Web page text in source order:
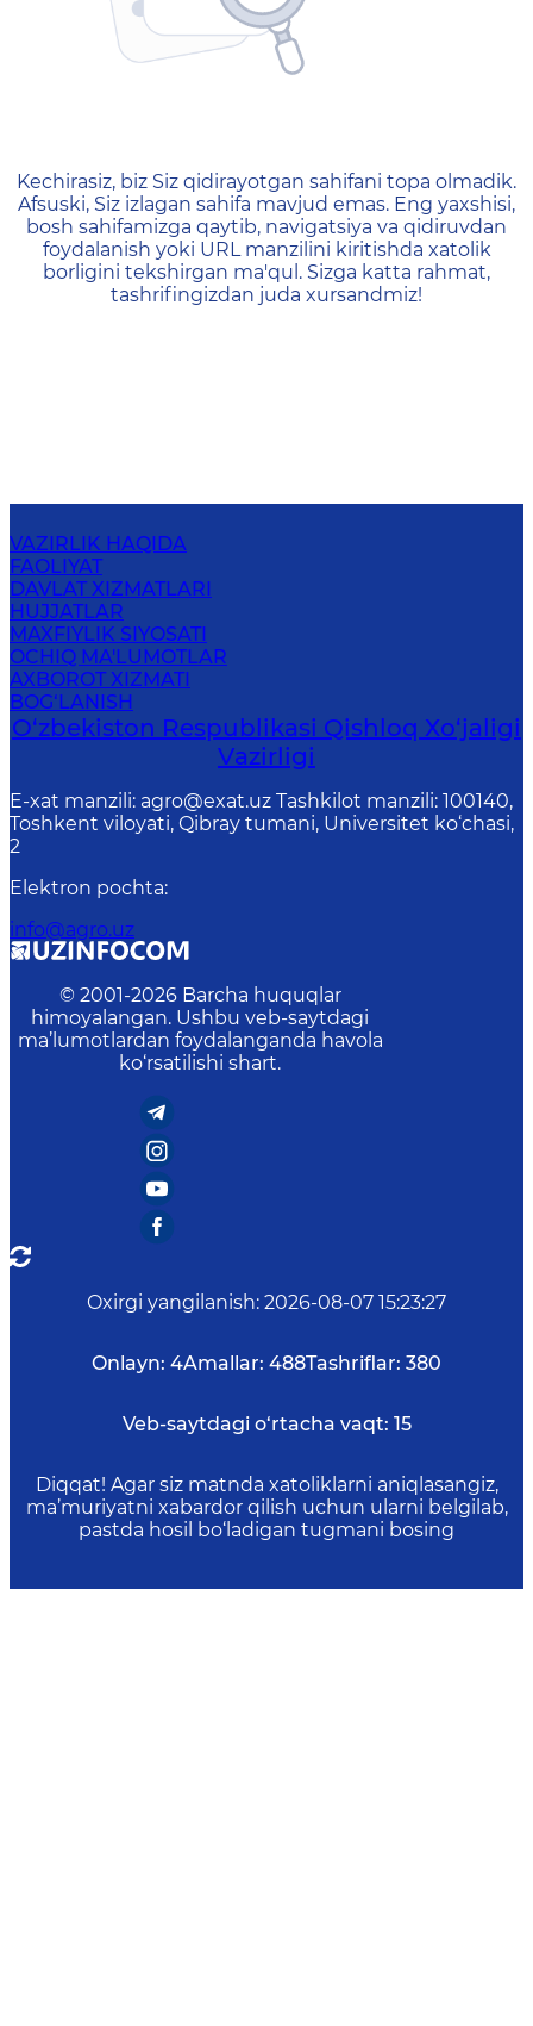
404 — Страница не
Kechirasiz, biz Siz qidirayotgan sahifani topa olmadik.
Afsuski, Siz izlagan sahifa mavjud emas. Eng yaxshisi,
bosh sahifamizga qaytib, navigatsiya va qidiruvdan
foydalanish yoki URL manzilini kiritishda xatolik
borligini tekshirgan ma'qul. Sizga katta rahmat,
tashrifingizdan juda xursandmiz!
VAZIRLIK HAQIDA
FAOLIYAT
DAVLAT XIZMATLARI
HUJJATLAR
MAXFIYLIK SIYOSATI
OCHIQ MA'LUMOTLAR
AXBOROT XIZMATI
BOG‘LANISH
O‘zbekiston Respublikasi Qishloq Хo‘jаligi
Vаzirligi
E-xat manzili: agro@exat.uz Tashkilot manzili: 100140,
Toshkent viloyati, Qibray tumani, Universitet ko‘chasi,
2
Elektron pochta:
info@agro.uz
© 2001-2026 Barcha huquqlar
himoyalangan. Ushbu veb-saytdagi
ma’lumotlardan foydalanganda havola
ko‘rsatilishi shart.
Oxirgi yangilanish: 2026-08-07 15:23:27
Onlayn: 4Amallar: 488Tashriflar: 380
Veb-saytdagi o‘rtacha vaqt: 15
Diqqat! Agar siz matnda xatoliklarni aniqlasangiz,
ma’muriyatni xabardor qilish uchun ularni belgilab,
pastda hosil bo‘ladigan tugmani bosing